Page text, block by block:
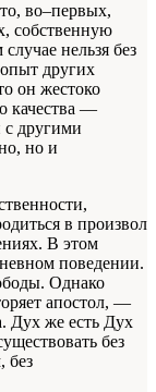
во–первых,
собственную
нельзя без
других
он жестоко
качества —
другими
но и
в произвол
В этом
поведении.
Однако
апостол, —
Дух же есть Дух
без
без